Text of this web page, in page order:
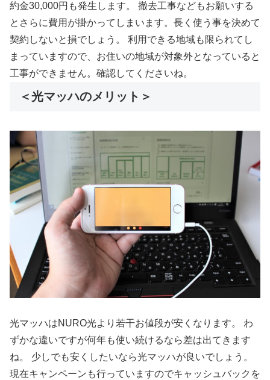
約金30,000円も発生します。 撤去工事などもお願いする
とさらに費用が掛かってしまいます。長く使う事を決めて
契約しないと損でしょう。 利用できる地域も限られてし
まっていますので、お住いの地域が対象外となっていると
工事ができません。確認してくださいね。
＜光マッハのメリット＞
光マッハはNURO光より若干お値段が安くなります。 わ
ずかな違いですが何年も使い続けるなら差は出てきます
ね。 少しでも安くしたいなら光マッハが良いでしょう。
現在キャンペーンも行っていますのでキャッシュバックを